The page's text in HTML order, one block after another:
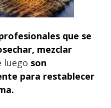
que se
mezclar
luego son
para restablecer